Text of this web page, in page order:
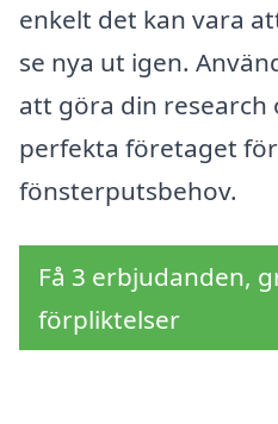
enkelt det kan vara
se nya ut igen.
att göra din research
perfekta företaget
fönsterputsbehov.
Få 3 erbjudanden,
förpliktelser